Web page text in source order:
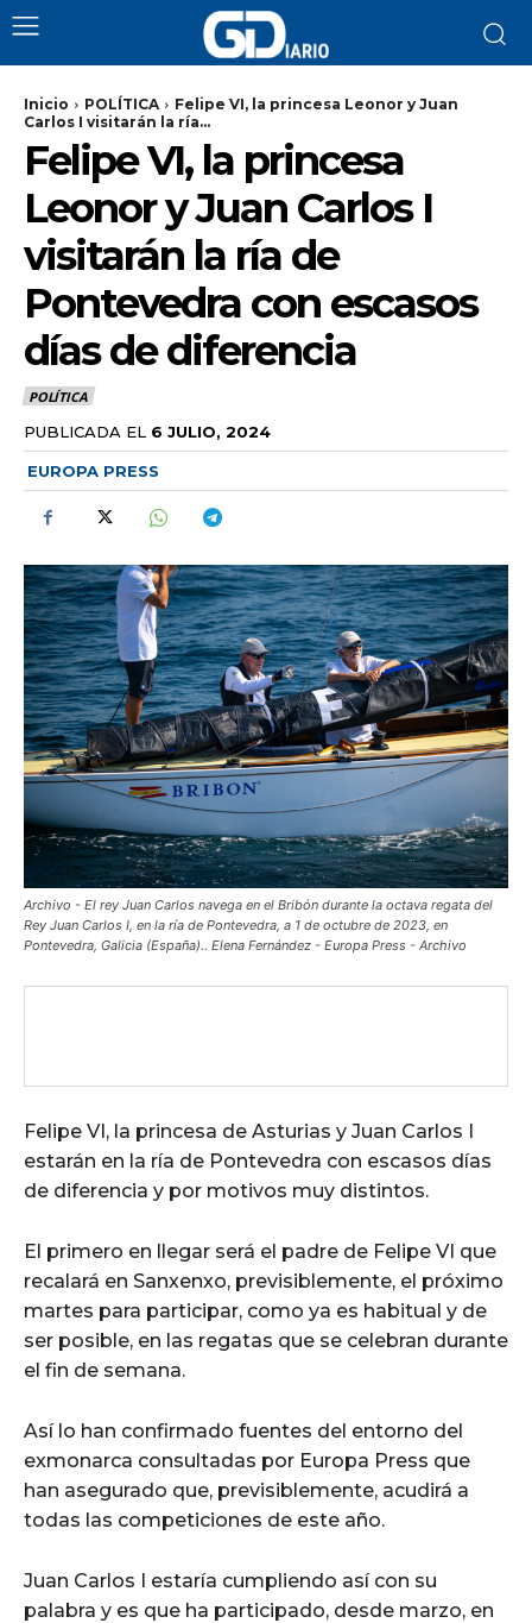
Inicio POLÍTICA
Felipe VI, la princesa Leonor y Juan
Carlos I visitarán la ría...
Felipe VI, la princesa
Leonor y Juan Carlos I
visitarán la ría de
Pontevedra con escasos
días de diferencia
POLÍTICA
PUBLICADA EL 6 JULIO, 2024
EUROPA PRESS
Archivo - El rey Juan Carlos navega en el Bribón durante la octava regata del
Rey Juan Carlos I, en la ría de Pontevedra, a 1 de octubre de 2023, en
Pontevedra, Galicia (España).. Elena Fernández - Europa Press - Archivo
Felipe VI, la princesa de Asturias y Juan Carlos I
estarán en la ría de Pontevedra con escasos días
de diferencia y por motivos muy distintos.
El primero en llegar será el padre de Felipe VI que
recalará en Sanxenxo, previsiblemente, el próximo
martes para participar, como ya es habitual y de
ser posible, en las regatas que se celebran durante
el fin de semana.
Así lo han confirmado fuentes del entorno del
exmonarca consultadas por Europa Press que
han asegurado que, previsiblemente, acudirá a
todas las competiciones de este año.
Juan Carlos I estaría cumpliendo así con su
palabra y es que ha participado, desde marzo, en